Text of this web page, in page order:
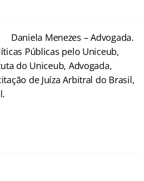
Daniela Menezes – Advogada.
Públicas pelo Uniceub,
do Uniceub, Advogada,
de Juíza Arbitral do Brasil,